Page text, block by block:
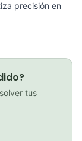
Capsula Porta Herramientas Pro Bicicleta Mtb Ruta
Mini inflador Syncros Boundary 2.0Hp
precisión en
tus